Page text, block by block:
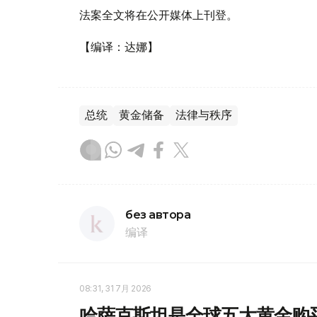
法案全文将在公开媒体上刊登。
【编译：达娜】
总统 黄金储备 法律与秩序
без автора
编译
08:31, 31 7月 2026